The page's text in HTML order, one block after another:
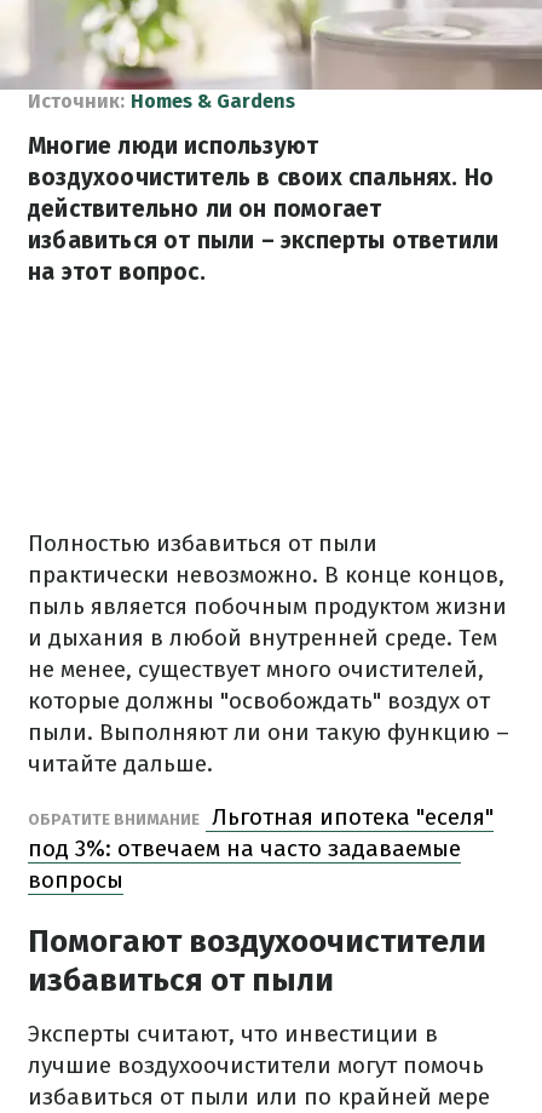
Источник: Homes & Gardens
Многие люди используют
воздухоочиститель в своих спальнях. Но
действительно ли он помогает
избавиться от пыли – эксперты ответили
на этот вопрос.
Полностью избавиться от пыли
практически невозможно. В конце концов,
пыль является побочным продуктом жизни
и дыхания в любой внутренней среде. Тем
не менее, существует много очистителей,
которые должны "освобождать" воздух от
пыли. Выполняют ли они такую функцию –
читайте дальше.
ОБРАТИТЕ ВНИМАНИЕ
Льготная ипотека "еселя"
под 3%: отвечаем на часто задаваемые
вопросы
Помогают воздухоочистители
избавиться от пыли
Эксперты считают, что инвестиции в
лучшие воздухоочистители могут помочь
избавиться от пыли или по крайней мере